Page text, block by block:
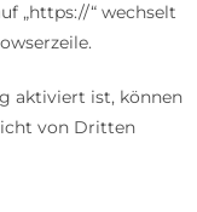
„https://“ wechselt
aktiviert ist, können
von Dritten